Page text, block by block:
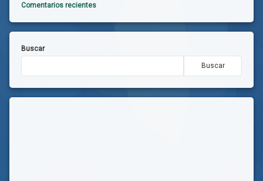
Comentarios recientes
Buscar
Buscar